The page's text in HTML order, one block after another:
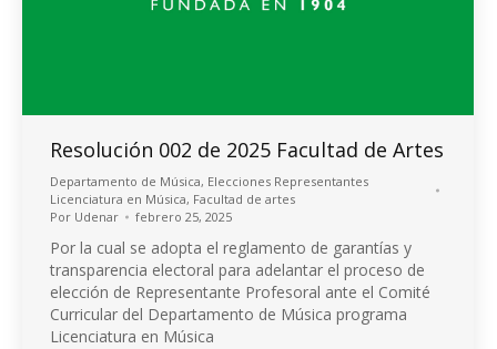
Resolución 002 de 2025 Facultad de Artes
Departamento de Música, Elecciones Representantes
Licenciatura en Música, Facultad de artes
Por Udenar febrero 25, 2025
Por la cual se adopta el reglamento de garantías y
transparencia electoral para adelantar el proceso de
elección de Representante Profesoral ante el Comité
Curricular del Departamento de Música programa
Licenciatura en Música